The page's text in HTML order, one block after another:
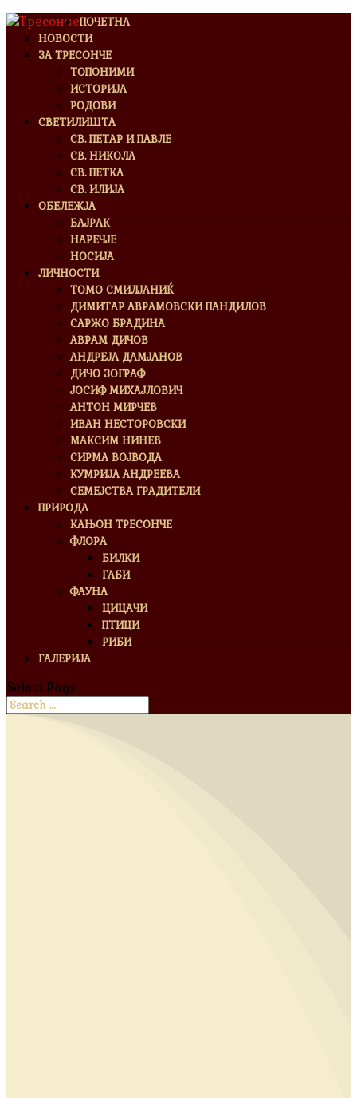
ПОЧЕТНА
НОВОСТИ
ЗА ТРЕСОНЧЕ
ТОПОНИМИ
ИСТОРИЈА
РОДОВИ
СВЕТИЛИШТА
СВ. ПЕТАР И ПАВЛЕ
СВ. НИКОЛА
СВ. ПЕТКА
СВ. ИЛИЈА
ОБЕЛЕЖЈА
БАЈРАК
НАРЕЧЈЕ
НОСИЈА
ЛИЧНОСТИ
ТОМО СМИЛЈАНИЌ
ДИМИТАР АВРАМОВСКИ ПАНДИЛОВ
САРЖО БРАДИНА
АВРАМ ДИЧОВ
АНДРЕЈА ДАМЈАНОВ
ДИЧО ЗОГРАФ
ЈОСИФ МИХАЈЛОВИЧ
АНТОН МИРЧЕВ
ИВАН НЕСТОРОВСКИ
МАКСИМ НИНЕВ
СИРМА ВОЈВОДА
КУМРИЈА АНДРЕЕВА
СЕМЕЈСТВА ГРАДИТЕЛИ
ПРИРОДА
КАЊОН ТРЕСОНЧЕ
ФЛОРА
БИЛКИ
ГАБИ
ФАУНА
ЦИЦАЧИ
ПТИЦИ
РИБИ
ГАЛЕРИЈА
Select Page